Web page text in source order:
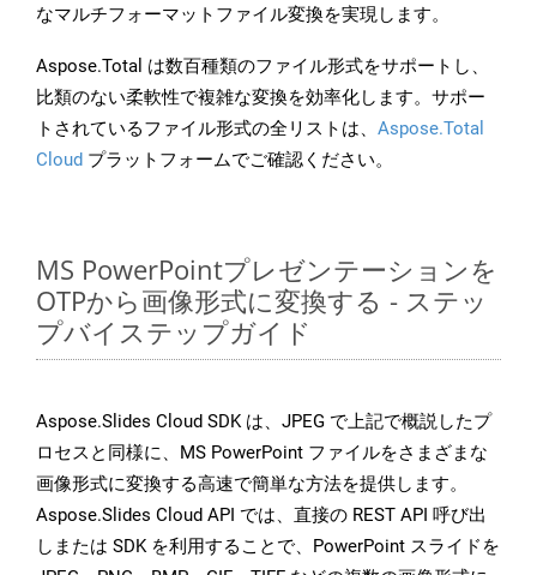
なマルチフォーマットファイル変換を実現します。
Aspose.Total は数百種類のファイル形式をサポートし、
比類のない柔軟性で複雑な変換を効率化します。サポー
トされているファイル形式の全リストは、 Aspose.Total
Cloud プラットフォームでご確認ください。
MS PowerPointプレゼンテーションを
OTPから画像形式に変換する - ステッ
プバイステップガイド
Aspose.Slides Cloud SDK は、JPEG で上記で概説したプ
ロセスと同様に、MS PowerPoint ファイルをさまざまな
画像形式に変換する高速で簡単な方法を提供します。
Aspose.Slides Cloud API では、直接の REST API 呼び出
しまたは SDK を利用することで、PowerPoint スライドを